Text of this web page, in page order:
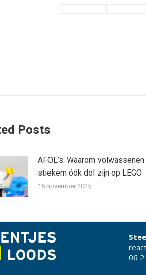
Posts
AFOL’s: Waarom volwassenen
stiekem óók dol zijn op LEGO
15 november 2025
06